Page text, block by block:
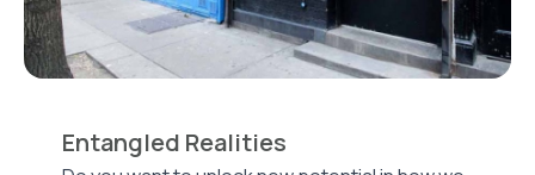
Entangled Realities